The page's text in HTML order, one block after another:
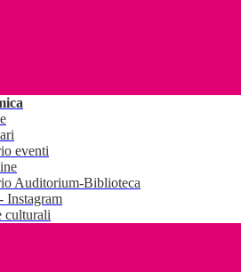
eventi
Auditorium-Biblioteca
Instagram
culturali